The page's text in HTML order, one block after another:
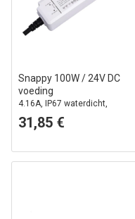
Snappy 100W / 24V DC
voeding
4.16A, IP67 waterdicht,
Waterdicht
31,85 €